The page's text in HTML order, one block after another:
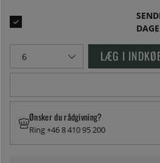
DAGE
LÆG I
Ønsker du rådgivning?
Ring +46 8 410 95 200